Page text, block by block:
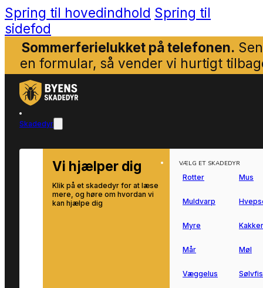
Spring til hovedindhold Spring til
sidefod
Sommerferielukket på telefonen.
en formular, så vender vi hurtigt
Skadedyr
Vi hjælper dig
Klik på et skadedyr for at læse
mere, og høre om hvordan vi
kan hjælpe dig
VÆLG ET SKADEDYR
Rotter Mus
Muldvarp
Myre
Mår Møl
Væggelus